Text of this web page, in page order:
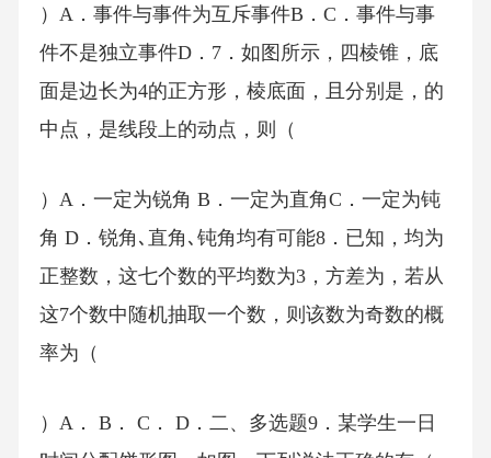
）A．事件与事件为互斥事件B．C．事件与事
件不是独立事件D．7．如图所示，四棱锥，底
面是边长为4的正方形，棱底面，且分别是，的
中点，是线段上的动点，则（
）A．一定为锐角 B．一定为直角C．一定为钝
角 D．锐角､直角､钝角均有可能8．已知，均为
正整数，这七个数的平均数为3，方差为，若从
这7个数中随机抽取一个数，则该数为奇数的概
率为（
）A． B． C． D．二、多选题9．某学生一日